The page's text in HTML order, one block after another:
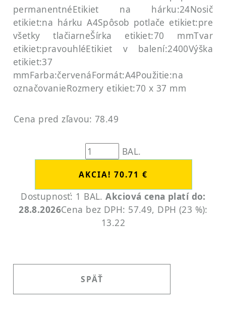
permanentnéEtikiet na hárku:24Nosič
etikiet:na hárku A4Spôsob potlače etikiet:pre
všetky tlačiarneŠírka etikiet:70 mmTvar
etikiet:pravouhléEtikiet v balení:2400Výška
etikiet:37
mmFarba:červenáFormát:A4Použitie:na
označovanieRozmery etikiet:70 x 37 mm
Cena pred zľavou: 78.49
BAL.
Dostupnosť: 1 BAL.Akciová cena platí do:
28.8.2026Cena bez DPH: 57.49, DPH (23 %):
13.22
SPÄŤ